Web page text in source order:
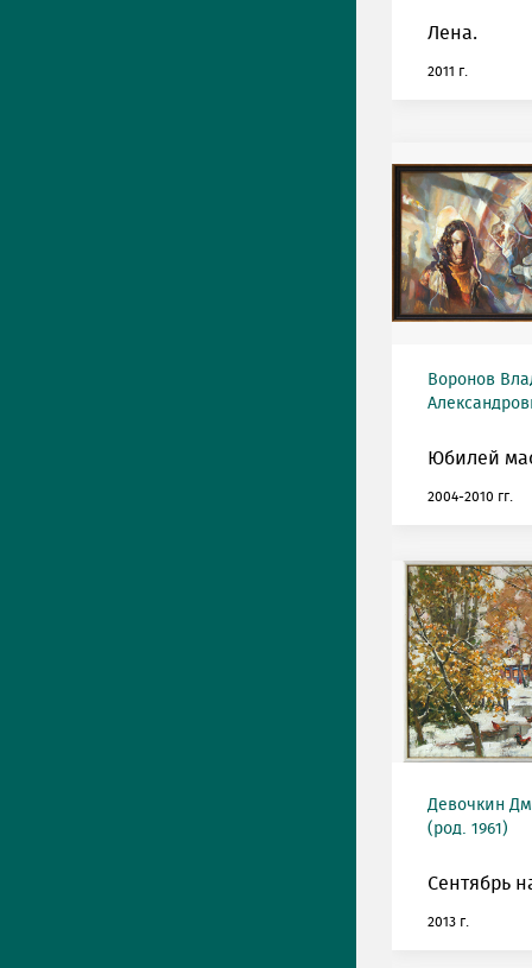
Лена.
2011 г.
Воронов
Юбилей
2004-2010 гг.
Девочкин
(род. 1961)
Сентябрь
2013 г.